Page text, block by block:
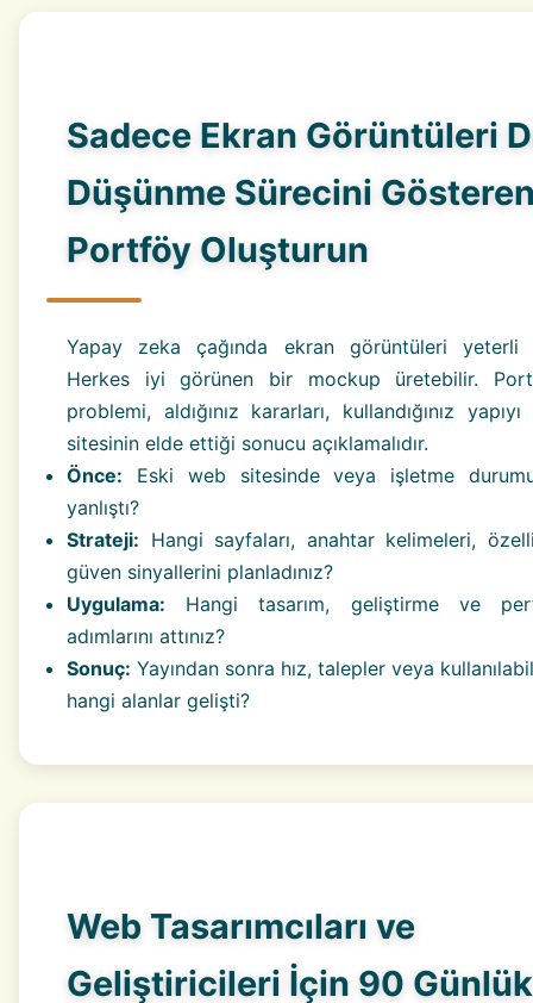
Sadece Ekran Görüntüleri
Düşünme Sürecini
Portföy Oluşturun
Yapay zeka çağında ekran görüntüleri yeterli
Herkes iyi görünen bir mockup üretebilir.
problemi, aldığınız kararları, kullandığınız
sitesinin elde ettiği sonucu açıklamalıdır.
Önce: Eski web sitesinde veya işletme
yanlıştı?
Strateji: Hangi sayfaları, anahtar kelimeleri,
güven sinyallerini planladınız?
Uygulama: Hangi tasarım, geliştirme ve
adımlarını attınız?
Sonuç: Yayından sonra hız, talepler veya
hangi alanlar gelişti?
Web Tasarımcıları ve
Geliştiricileri İçin 90 Günlük